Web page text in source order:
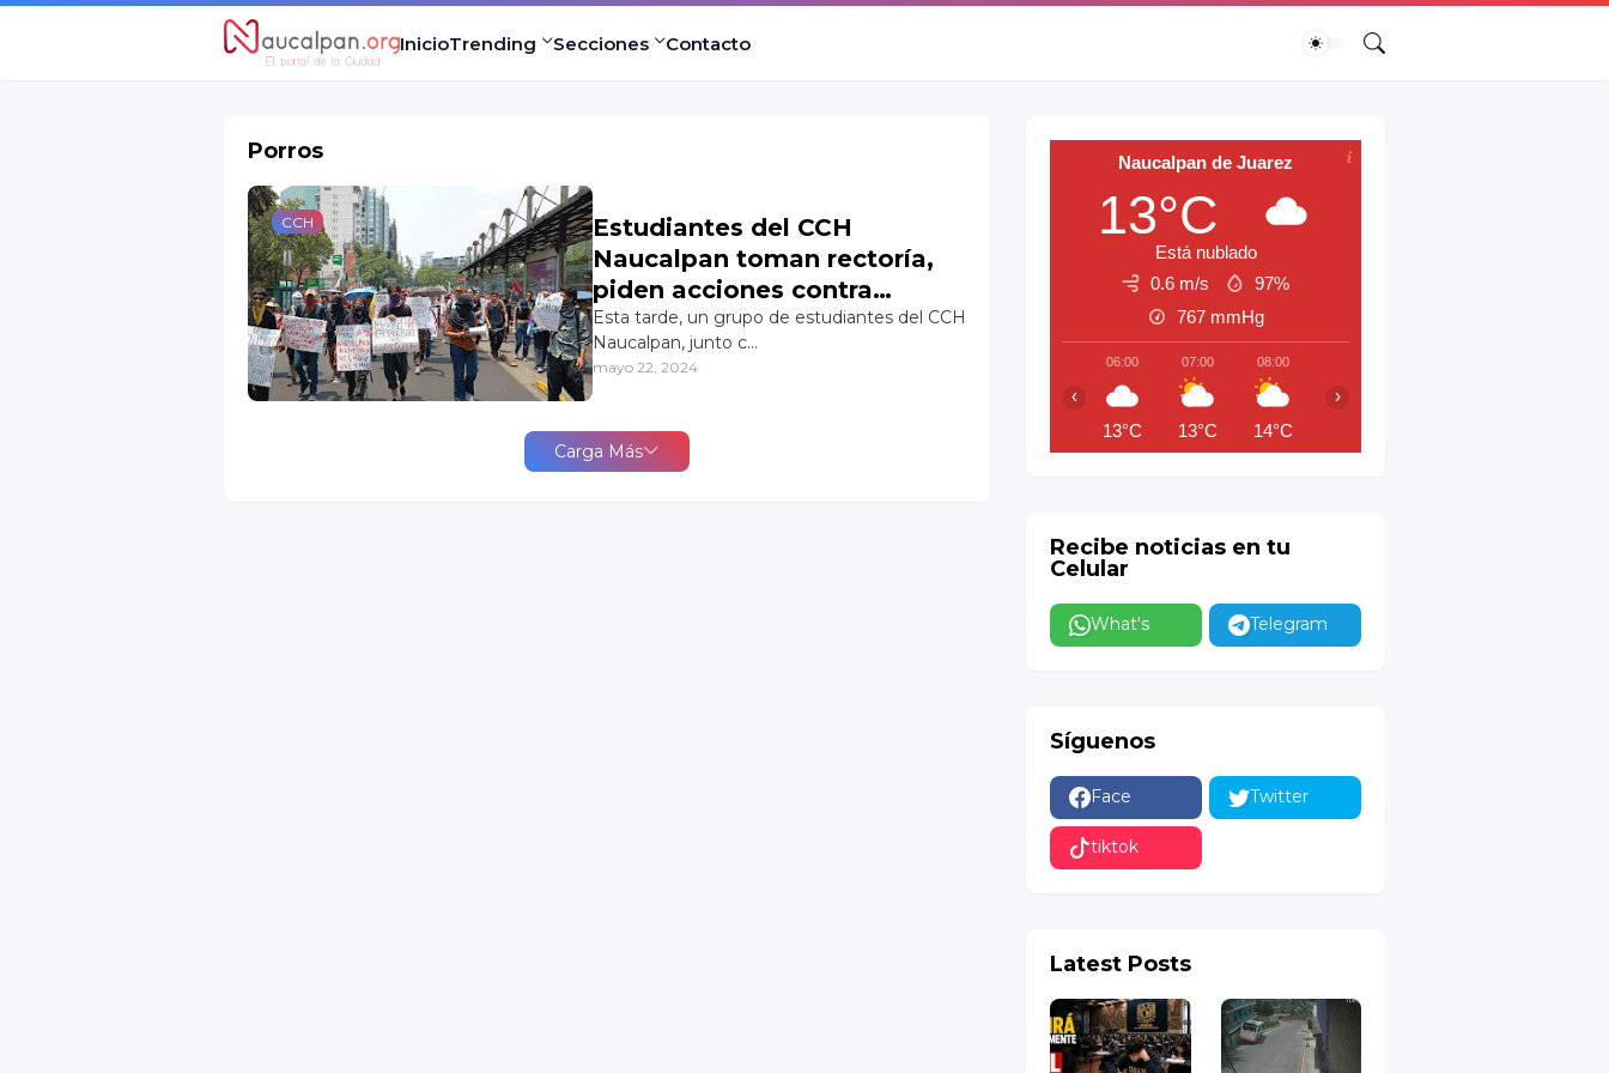
InicioTrending Secciones Contacto
Porros
CCH
Estudiantes del CCH
Naucalpan toman rectoría,
piden acciones contra
porros.
Esta tarde, un grupo de estudiantes del CCH
Naucalpan, junto c…
mayo 22, 2024
Carga Más
Naucalpan de Juarez
13°C
Está nublado
0.6 m/s
97%
767 mmHg
06:00
13°C
07:00
13°C
08:00
14°C
‹ ›
Recibe noticias en tu
Celular
What's Telegram
Síguenos
Face Twitter
tiktok
Latest Posts